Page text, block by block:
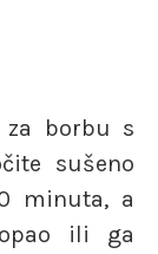
za borbu s
sušeno
minuta, a
ili ga